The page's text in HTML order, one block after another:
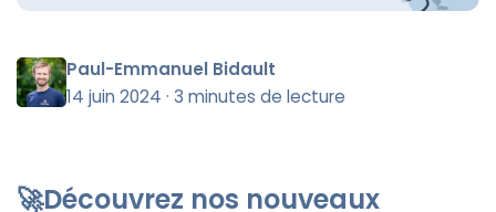
Paul-Emmanuel Bidault
14 juin 2024 · 3 minutes de lecture
🚀Découvrez nos nouveaux